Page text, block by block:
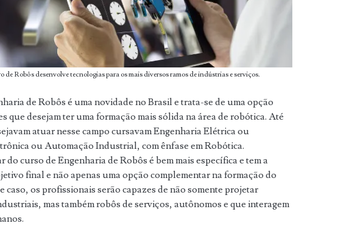
de Robôs desenvolve tecnologias para os mais diversos ramos de indústrias e serviços.
de Robôs é uma novidade no Brasil e trata-se de uma opção
que desejam ter uma formação mais sólida na área de robótica. Até
atuar nesse campo cursavam Engenharia Elétrica ou
ou Automação Industrial, com ênfase em Robótica.
curso de Engenharia de Robôs é bem mais específica e tem a
final e não apenas uma opção complementar na formação do
caso, os profissionais serão capazes de não somente projetar
mas também robôs de serviços, autônomos e que interagem